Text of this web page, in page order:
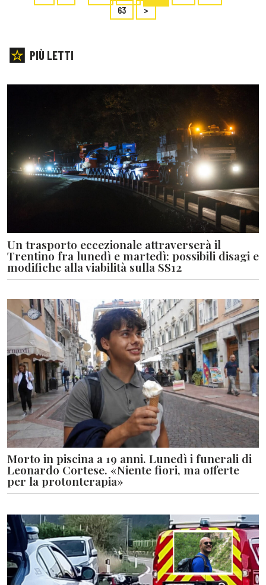
63 >
PIÙ LETTI
Un trasporto eccezionale attraverserà il
Trentino fra lunedì e martedì: possibili disagi e
modifiche alla viabilità sulla SS12
Morto in piscina a 19 anni. Lunedì i funerali di
Leonardo Cortese. «Niente fiori, ma offerte
per la protonterapia»